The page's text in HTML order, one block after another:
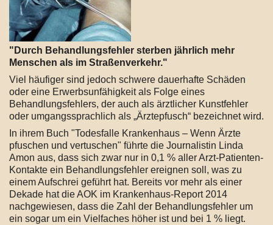
"Durch Behandlungsfehler sterben jährlich mehr
Menschen als im Straßenverkehr."
Viel häufiger sind jedoch schwere dauerhafte Schäden
oder eine Erwerbsunfähigkeit als Folge eines
Behandlungsfehlers, der auch als ärztlicher Kunstfehler
oder umgangssprachlich als „Ärztepfusch“ bezeichnet wird.
In ihrem Buch "Todesfalle Krankenhaus – Wenn Ärzte
pfuschen und vertuschen" führte die Journalistin Linda
Amon aus, dass sich zwar nur in 0,1 % aller Arzt-Patienten-
Kontakte ein Behandlungsfehler ereignen soll, was zu
einem Aufschrei geführt hat. Bereits vor mehr als einer
Dekade hat die AOK im Krankenhaus-Report 2014
nachgewiesen, dass die Zahl der Behandlungsfehler um
ein sogar um ein Vielfaches höher ist und bei 1 % liegt.